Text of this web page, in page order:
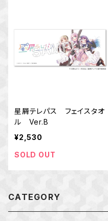
星屑テレパス フェイスタオ
ル Ver.B
¥2,530
SOLD OUT
CATEGORY